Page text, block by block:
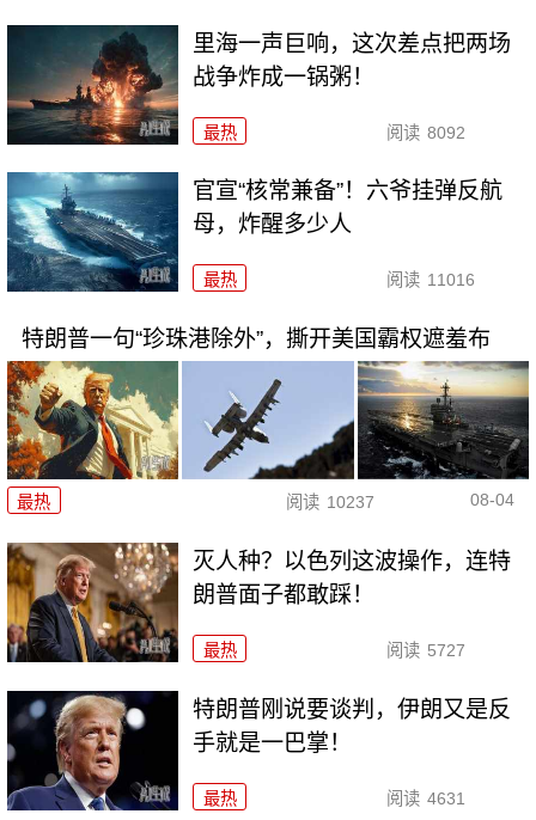
里海一声巨响，这次差点把两场
战争炸成一锅粥！
最热 阅读 8092
官宣“核常兼备”！六爷挂弹反航
母，炸醒多少人
最热 阅读 11016
特朗普一句“珍珠港除外”，撕开美国霸权遮羞布
最热 阅读 10237 08-04
灭人种？以色列这波操作，连特
朗普面子都敢踩！
最热 阅读 5727
特朗普刚说要谈判，伊朗又是反
手就是一巴掌！
最热 阅读 4631